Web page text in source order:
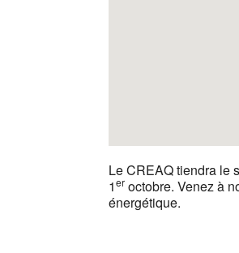
Le CREAQ tiendra le
1er octobre. Venez à
énergétique.